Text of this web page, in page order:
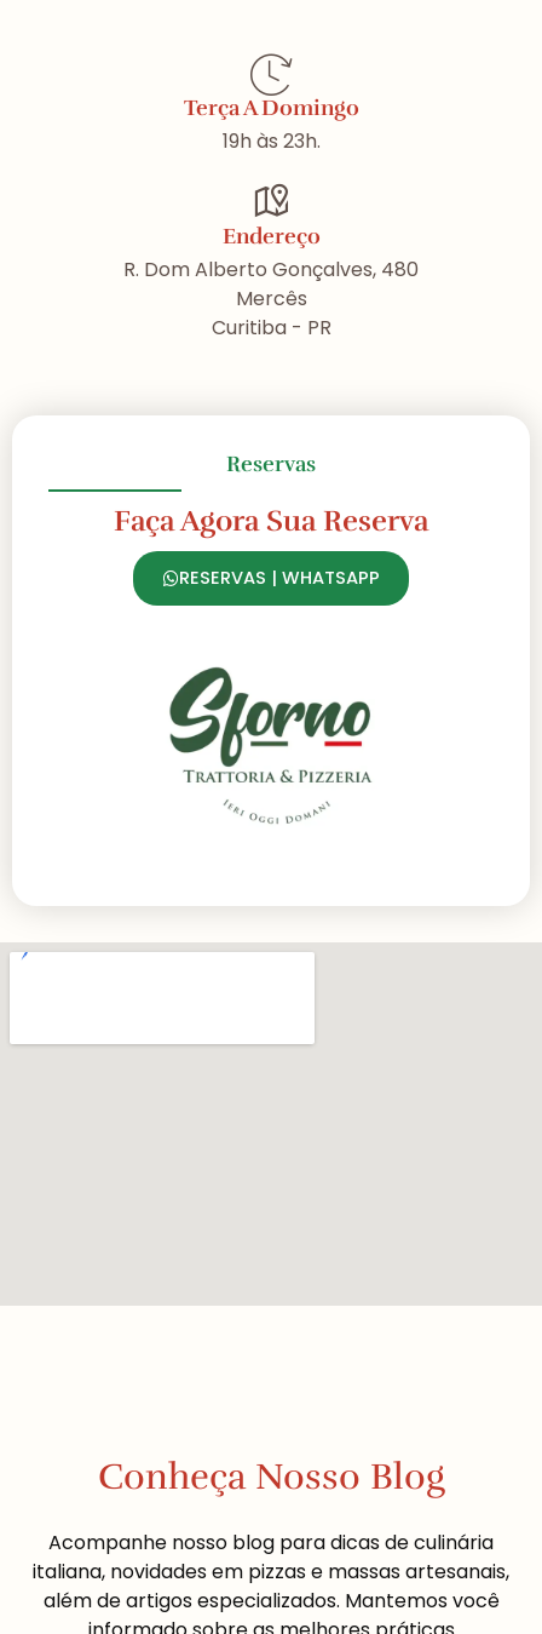
Terça A Domingo
19h às 23h.
Endereço
R. Dom Alberto Gonçalves, 480
Mercês
Curitiba - PR
Reservas
Faça Agora Sua Reserva
RESERVAS | WHATSAPP
Conheça Nosso Blog
Acompanhe nosso blog para dicas de culinária
italiana, novidades em pizzas e massas artesanais,
além de artigos especializados. Mantemos você